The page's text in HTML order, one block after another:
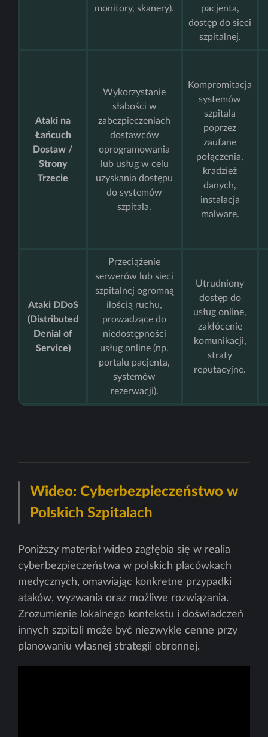
monitory, skanery).
pacjenta,
dostęp do sieci
szpitalnej.
Ataki na
Łańcuch
Dostaw /
Strony
Trzecie
Wykorzystanie
słabości w
zabezpieczeniach
dostawców
oprogramowania
lub usług w celu
uzyskania dostępu
do systemów
szpitala.
Kompromitacja
systemów
szpitala
poprzez
zaufane
połączenia,
kradzież
danych,
instalacja
malware.
Ataki DDoS
(Distributed
Denial of
Service)
Przeciążenie
serwerów lub sieci
szpitalnej ogromną
ilością ruchu,
prowadzące do
niedostępności
usług online (np.
portalu pacjenta,
systemów
rezerwacji).
Utrudniony
dostęp do
usług online,
zakłócenie
komunikacji,
straty
reputacyjne.
Wideo: Cyberbezpieczeństwo w
Polskich Szpitalach
Poniższy materiał wideo zagłębia się w realia
cyberbezpieczeństwa w polskich placówkach
medycznych, omawiając konkretne przypadki
ataków, wyzwania oraz możliwe rozwiązania.
Zrozumienie lokalnego kontekstu i doświadczeń
innych szpitali może być niezwykle cenne przy
planowaniu własnej strategii obronnej.